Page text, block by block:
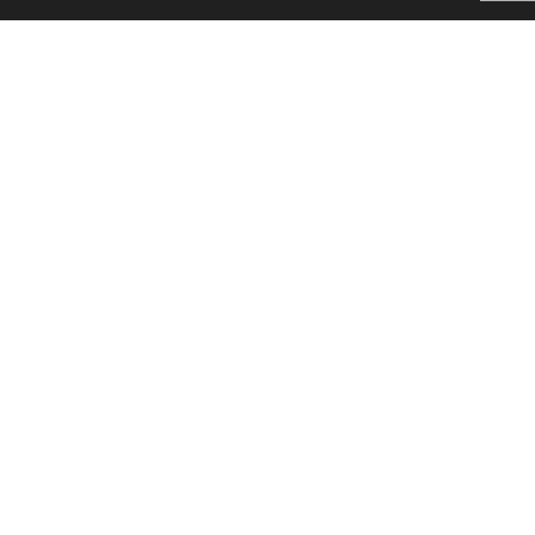
Агентства недвижимости
Способы оплаты